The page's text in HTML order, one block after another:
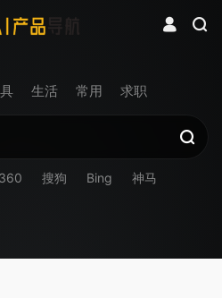
生活 常用 求职
360 搜狗 Bing 神马